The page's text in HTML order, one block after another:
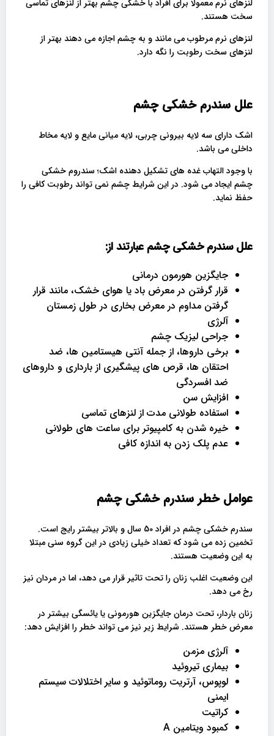
لنزهای نرم معمولا برای افراد با خشکی چشم بهتر از لنزهای تماسی
سخت هستند.
لنزهای نرم مرطوب می مانند و به چشم اجازه می دهند بهتر از
لنزهای سخت رطوبت را نگه دارد.
علل سندرم خشکی چشم
اشک دارای سه لایه بیرونی چربی، لایه میانی مایع و لایه مخاط
داخلی می باشد.
با وجود التهاب غده های تشکیل دهنده اشک؛ سندروم خشکی
چشم ایجاد می شود. در این شرایط چشم نمی تواند رطوبت کافی را
حفظ نماید.
علل سندرم خشکی چشم عبارتند از:
جایگزین هورمون درمانی
قرار گرفتن در معرض باد یا هوای خشک، مانند قرار
گرفتن مداوم در معرض بخاری در طول زمستان
آلرژی
جراحی لیزیک چشم
برخی داروها، از جمله آنتی هیستامین ها، ضد
احتقان ها، قرص های پیشگیری از بارداری و داروهای
ضد افسردگی
افزایش سن
استفاده طولانی مدت از لنزهای تماسی
خیره شدن به کامپیوتر برای ساعت های طولانی
عدم پلک زدن به اندازه کافی
عوامل خطر سندرم خشکی چشم
سندرم خشکی چشم در افراد 50 سال و بالاتر بیشتر رایج است.
تخمین زده می شود که تعداد خیلی زیادی در این گروه سنی مبتلا
به این وضعیت هستند.
این وضعیت اغلب زنان را تحت تاثیر قرار می دهد، اما در مردان نیز
رخ می دهد.
زنان باردار، تحت درمان جایگزین هورمونی یا یائسگی بیشتر در
معرض خطر هستند. شرایط زیر نیز می تواند خطر را افزایش دهد:
آلرژی مزمن
بیماری تیروئید
لوپوس، آرتریت روماتوئید و سایر اختلالات سیستم
ایمنی
کراتیت
کمبود ویتامین A